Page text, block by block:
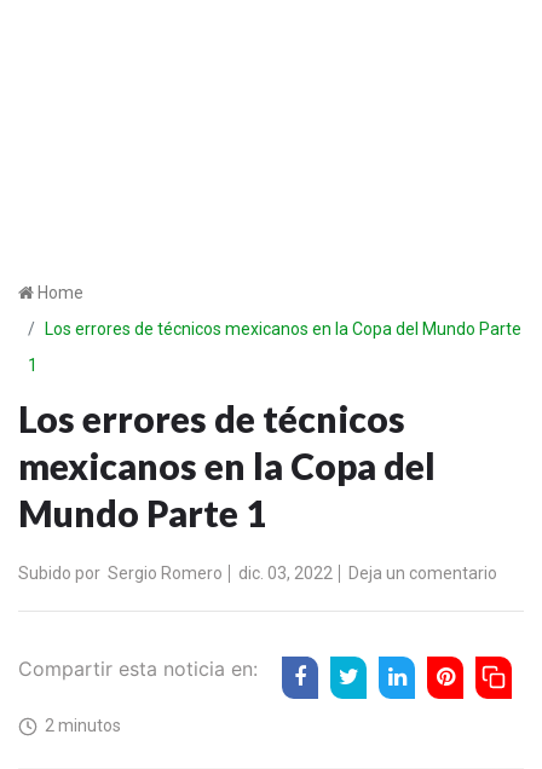
Home
Los errores de técnicos mexicanos en la Copa del Mundo Parte
1
Los errores de técnicos
mexicanos en la Copa del
Mundo Parte 1
Subido por Sergio Romero dic. 03, 2022 Deja un comentario
Compartir esta noticia en:
2 minutos